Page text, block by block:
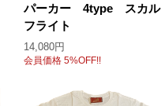
パーカー 4type スカル
フライト
14,080円
会員価格 5%OFF!!